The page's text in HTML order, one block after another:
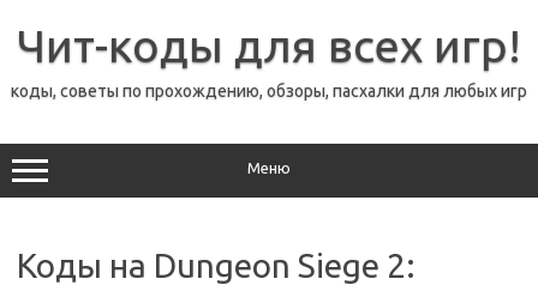
содержимому
Чит-коды для всех игр!
коды, советы по прохождению, обзоры, пасхалки для любых игр
Меню
Коды на Dungeon Siege 2: